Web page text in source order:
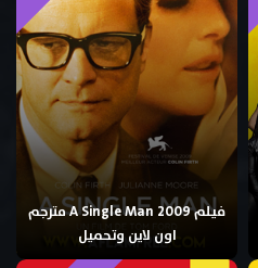
فيلم A Single Man 2009 مترجم
اون لاين وتحميل